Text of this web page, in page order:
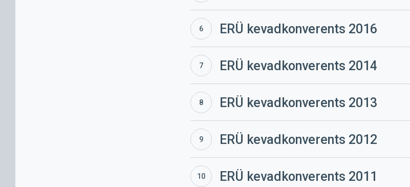
ERÜ
kevadkonverents
2016
ERÜ kevadkonverents 2016
ERÜ
kevadkonverents
2014
ERÜ kevadkonverents 2014
ERÜ
kevadkonverents
2013
ERÜ kevadkonverents 2013
ERÜ
kevadkonverents
2012
ERÜ kevadkonverents 2012
ERÜ
kevadkonverentsERÜ kevadkonverents 2011